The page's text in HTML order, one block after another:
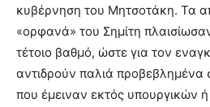
κυβέρνηση του Μητσοτάκη. Τα
«ορφανά» του Σημίτη
τέτοιο βαθμό, ώστε για τον
αντιδρούν παλιά προβεβλημένα
που έμειναν εκτός υπουργικών